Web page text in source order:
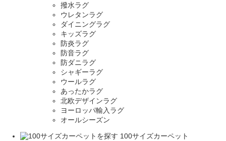
撥水ラグ
ウレタンラグ
ダイニングラグ
キッズラグ
防炎ラグ
防音ラグ
防ダニラグ
シャギーラグ
ウールラグ
あったかラグ
北欧デザインラグ
ヨーロッパ輸入ラグ
オールシーズン
100サイズカーペット